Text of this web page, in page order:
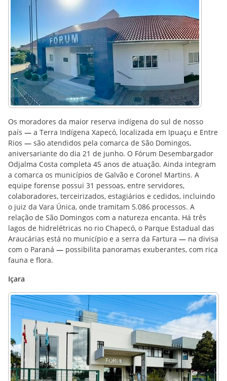
Os moradores da maior reserva indígena do sul de nosso
país — a Terra Indígena Xapecó, localizada em Ipuaçu e Entre
Rios — são atendidos pela comarca de São Domingos,
aniversariante do dia 21 de junho. O Fórum Desembargador
Odjalma Costa completa 45 anos de atuação. Ainda integram
a comarca os municípios de Galvão e Coronel Martins. A
equipe forense possui 31 pessoas, entre servidores,
colaboradores, terceirizados, estagiários e cedidos, incluindo
o juiz da Vara Única, onde tramitam 5.086 processos. A
relação de São Domingos com a natureza encanta. Há três
lagos de hidrelétricas no rio Chapecó, o Parque Estadual das
Araucárias está no município e a serra da Fartura — na divisa
com o Paraná — possibilita panoramas exuberantes, com rica
fauna e flora.
Içara